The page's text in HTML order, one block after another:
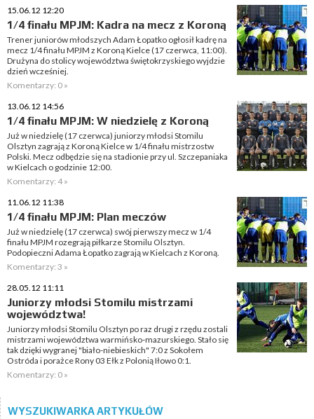
15.06.12 12:20
1/4 finału MPJM: Kadra na mecz z Koroną
Trener juniorów młodszych Adam Łopatko ogłosił kadrę na
mecz 1/4 finału MPJM z Koroną Kielce (17 czerwca, 11:00).
Drużyna do stolicy województwa świętokrzyskiego wyjdzie
dzień wcześniej.
Komentarzy: 0 »
13.06.12 14:56
1/4 finału MPJM: W niedzielę z Koroną
Już w niedzielę (17 czerwca) juniorzy młodsi Stomilu
Olsztyn zagrają z Koroną Kielce w 1/4 finału mistrzostw
Polski. Mecz odbędzie się na stadionie przy ul. Szczepaniaka
w Kielcach o godzinie 12:00.
Komentarzy: 4 »
11.06.12 11:38
1/4 finału MPJM: Plan meczów
Już w niedzielę (17 czerwca) swój pierwszy mecz w 1/4
finału MPJM rozegrają piłkarze Stomilu Olsztyn.
Podopieczni Adama Łopatko zagrają w Kielcach z Koroną.
Komentarzy: 3 »
28.05.12 11:11
Juniorzy młodsi Stomilu mistrzami
województwa!
Juniorzy młodsi Stomilu Olsztyn po raz drugi z rzędu zostali
mistrzami województwa warmińsko-mazurskiego. Stało się
tak dzięki wygranej "biało-niebieskich" 7:0 z Sokołem
Ostróda i porażce Rony 03 Ełk z Polonią Iłowo 0:1.
Komentarzy: 0 »
WYSZUKIWARKA ARTYKUŁÓW